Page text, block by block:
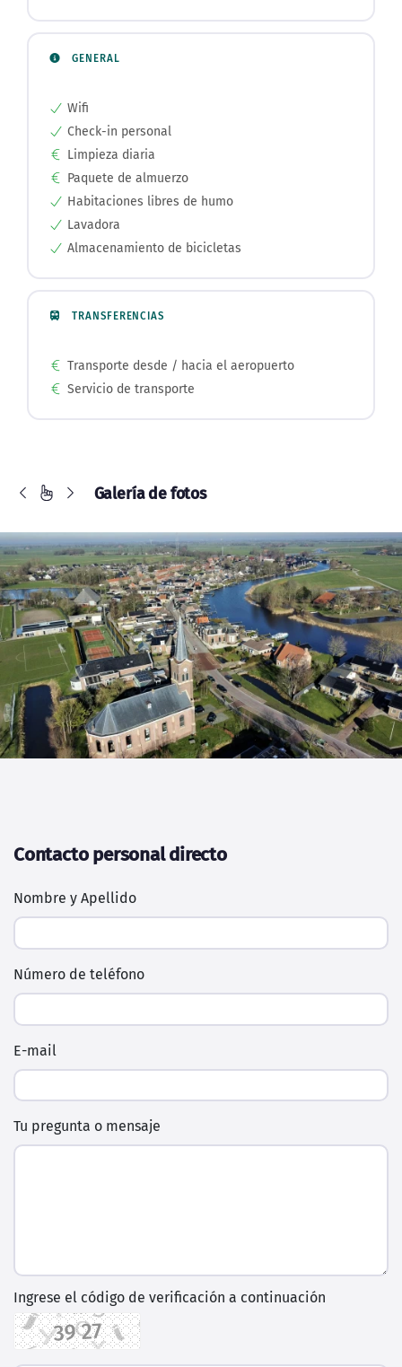
GENERAL
Wifi
Check-in personal
Limpieza diaria
Paquete de almuerzo
Habitaciones libres de humo
Lavadora
Almacenamiento de bicicletas
TRANSFERENCIAS
Transporte desde / hacia el aeropuerto
Servicio de transporte
Galería de fotos
Contacto personal directo
Nombre y Apellido
Número de teléfono
E-mail
Tu pregunta o mensaje
Ingrese el código de verificación a continuación